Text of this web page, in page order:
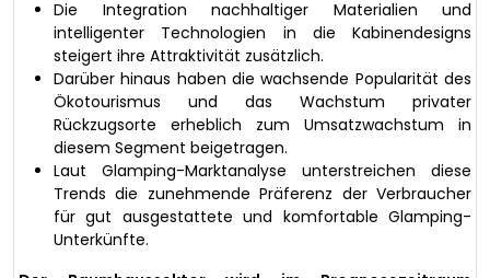
Die Integration nachhaltiger Materialien und
intelligenter Technologien in die Kabinendesigns
steigert ihre Attraktivität zusätzlich.
Darüber hinaus haben die wachsende Popularität des
Ökotourismus und das Wachstum privater
Rückzugsorte erheblich zum Umsatzwachstum in
diesem Segment beigetragen.
Laut Glamping-Marktanalyse unterstreichen diese
Trends die zunehmende Präferenz der Verbraucher
für gut ausgestattete und komfortable Glamping-
Unterkünfte.